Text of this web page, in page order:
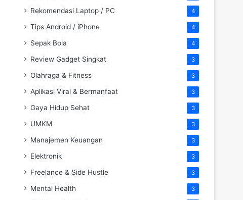
Rekomendasi Laptop / PC 4
Tips Android / iPhone 4
Sepak Bola 4
Review Gadget Singkat 3
Olahraga & Fitness 3
Aplikasi Viral & Bermanfaat 3
Gaya Hidup Sehat 3
UMKM 3
Manajemen Keuangan 3
Elektronik 3
Freelance & Side Hustle 3
Mental Health 3